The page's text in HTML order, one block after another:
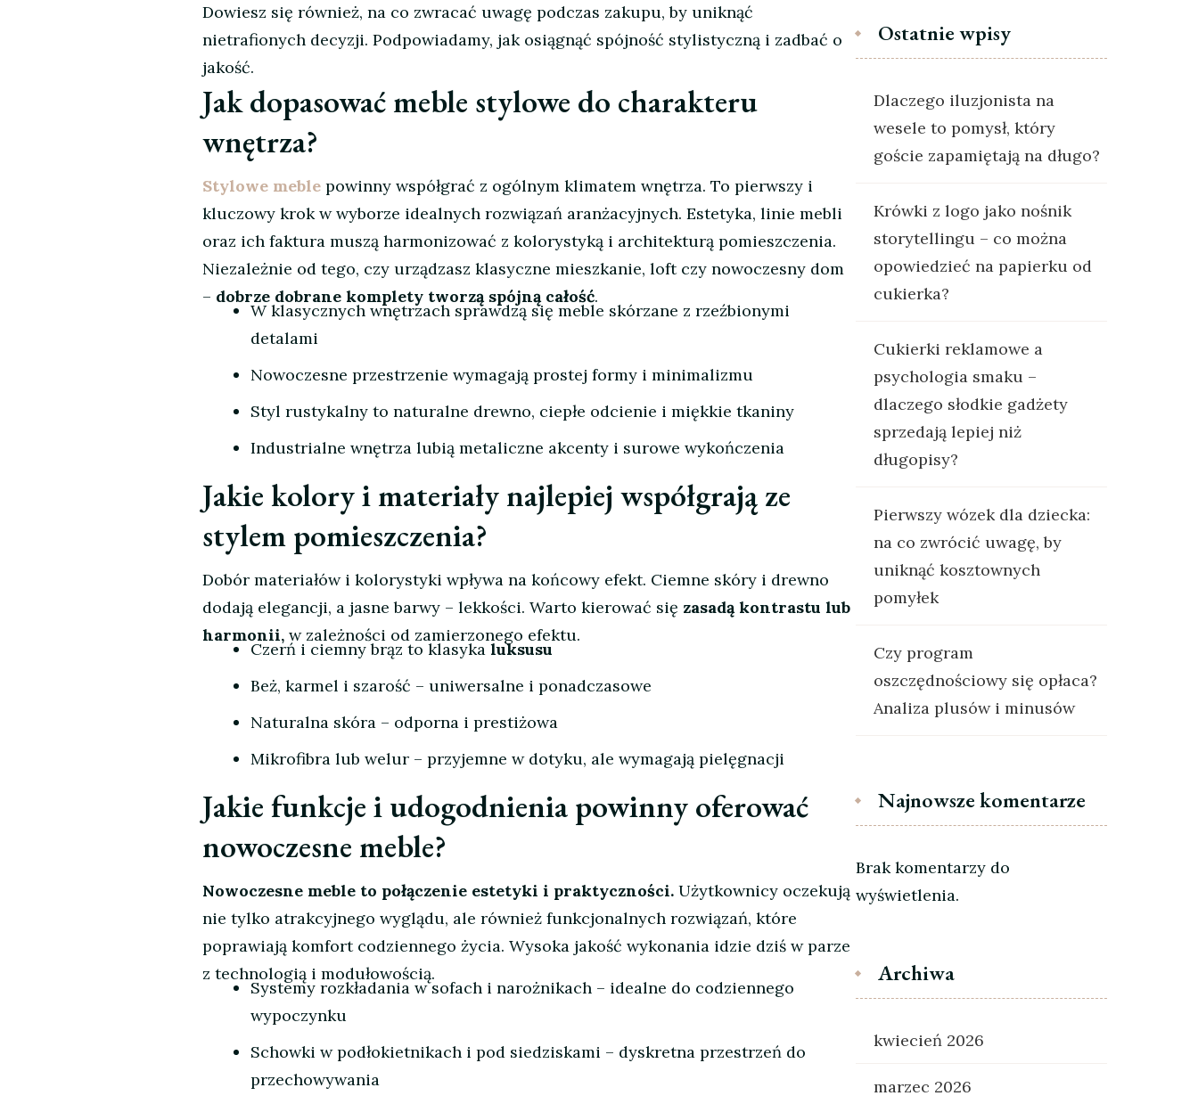
Dowiesz się również, na co zwracać uwagę podczas zakupu, by uniknąć
nietrafionych decyzji. Podpowiadamy, jak osiągnąć spójność stylistyczną i zadbać o
jakość.
Jak dopasować meble stylowe do charakteru
wnętrza?
Stylowe meble powinny współgrać z ogólnym klimatem wnętrza. To pierwszy i
kluczowy krok w wyborze idealnych rozwiązań aranżacyjnych. Estetyka, linie mebli
oraz ich faktura muszą harmonizować z kolorystyką i architekturą pomieszczenia.
Niezależnie od tego, czy urządzasz klasyczne mieszkanie, loft czy nowoczesny dom
– dobrze dobrane komplety tworzą spójną całość.
W klasycznych wnętrzach sprawdzą się meble skórzane z rzeźbionymi
detalami
Nowoczesne przestrzenie wymagają prostej formy i minimalizmu
Styl rustykalny to naturalne drewno, ciepłe odcienie i miękkie tkaniny
Industrialne wnętrza lubią metaliczne akcenty i surowe wykończenia
Jakie kolory i materiały najlepiej współgrają ze
stylem pomieszczenia?
Dobór materiałów i kolorystyki wpływa na końcowy efekt. Ciemne skóry i drewno
dodają elegancji, a jasne barwy – lekkości. Warto kierować się zasadą kontrastu lub
harmonii, w zależności od zamierzonego efektu.
Czerń i ciemny brąz to klasyka luksusu
Beż, karmel i szarość – uniwersalne i ponadczasowe
Naturalna skóra – odporna i prestiżowa
Mikrofibra lub welur – przyjemne w dotyku, ale wymagają pielęgnacji
Jakie funkcje i udogodnienia powinny oferować
nowoczesne meble?
Nowoczesne meble to połączenie estetyki i praktyczności. Użytkownicy oczekują
nie tylko atrakcyjnego wyglądu, ale również funkcjonalnych rozwiązań, które
poprawiają komfort codziennego życia. Wysoka jakość wykonania idzie dziś w parze
z technologią i modułowością.
Systemy rozkładania w sofach i narożnikach – idealne do codziennego
wypoczynku
Schowki w podłokietnikach i pod siedziskami – dyskretna przestrzeń do
przechowywania
Ostatnie wpisy
Dlaczego iluzjonista na
wesele to pomysł, który
goście zapamiętają na długo?
Krówki z logo jako nośnik
storytellingu – co można
opowiedzieć na papierku od
cukierka?
Cukierki reklamowe a
psychologia smaku –
dlaczego słodkie gadżety
sprzedają lepiej niż
długopisy?
Pierwszy wózek dla dziecka:
na co zwrócić uwagę, by
uniknąć kosztownych
pomyłek
Czy program
oszczędnościowy się opłaca?
Analiza plusów i minusów
Najnowsze komentarze
Brak komentarzy do
wyświetlenia.
Archiwa
kwiecień 2026
marzec 2026